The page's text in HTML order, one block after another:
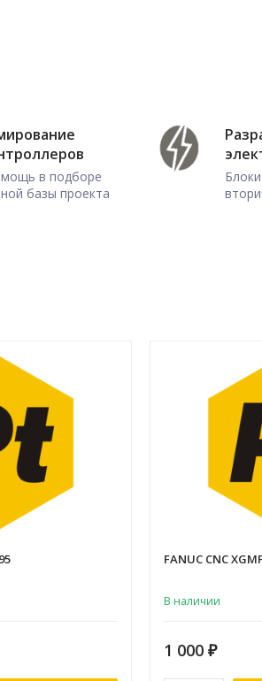
в подборе
базы проекта
FANUC CNC
В наличии
1 000 ₽